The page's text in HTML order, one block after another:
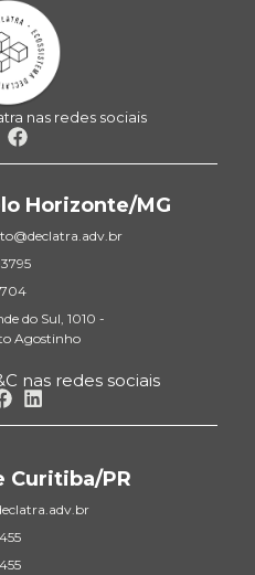
nas redes sociais
Horizonte/MG
do Sul, 1010 -
Agostinho
nas redes sociais
Curitiba/PR